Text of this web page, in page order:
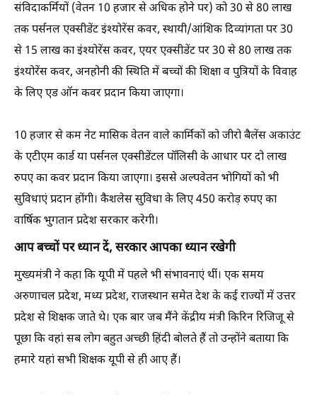
संविदाकर्मियों (वेतन 10 हजार से अधिक होने पर) को 30 से 80 लाख
तक पर्सनल एक्सीडेंट इंश्योरेंस कवर, स्थायी/आंशिक दिव्यांगता पर 30
से 15 लाख का इंश्योरेंस कवर, एयर एक्सीडेंट पर 30 से 80 लाख तक
इंश्योरेंस कवर, अनहोनी की स्थिति में बच्चों की शिक्षा व पुत्रियों के विवाह
के लिए एड ऑन कवर प्रदान किया जाएगा।
10 हजार से कम नेट मासिक वेतन वाले कार्मिकों को जीरो बैलेंस अकाउंट
के एटीएम कार्ड या पर्सनल एक्सीडेंटल पॉलिसी के आधार पर दो लाख
रुपए का कवर प्रदान किया जाएगा। इससे अल्पवेतन भोगियों को भी
सुविधाएं प्रदान होंगी। कैशलेस सुविधा के लिए 450 करोड़ रुपए का
वार्षिक भुगतान प्रदेश सरकार करेगी।
आप बच्चों पर ध्यान दें, सरकार आपका ध्यान रखेगी
मुख्यमंत्री ने कहा कि यूपी में पहले भी संभावनाएं थीं। एक समय
अरुणाचल प्रदेश, मध्य प्रदेश, राजस्थान समेत देश के कई राज्यों में उत्तर
प्रदेश से शिक्षक जाते थे। एक बार जब मैंने केंद्रीय मंत्री किरिन रिजिजू से
पूछा कि वहां सब लोग बहुत अच्छी हिंदी बोलते हैं तो उन्होंने बताया कि
हमारे यहां सभी शिक्षक यूपी से ही आए हैं।